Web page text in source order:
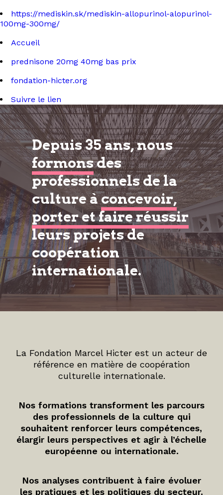
https://mediskin.sk/mediskin-allopurinol-alopurinol-
100mg-300mg/
Accueil
prednisone 20mg 40mg bas prix
fondation-hicter.org
Suivre le lien
Depuis 35 ans, nous
formonsdes
professionnels de la
culture àconcevoir,
porter et faire réussir
leurs projets de
coopération
internationale.
La Fondation Marcel Hicter est un acteur de
référence en matière de coopération
culturelle internationale.
Nos formations transforment les parcours
des professionnels de la culture qui
souhaitent renforcer leurs compétences,
élargir leurs perspectives et agir à l’échelle
européenne ou internationale.
Nos analyses contribuent à faire évoluer
les pratiques et les politiques du secteur.